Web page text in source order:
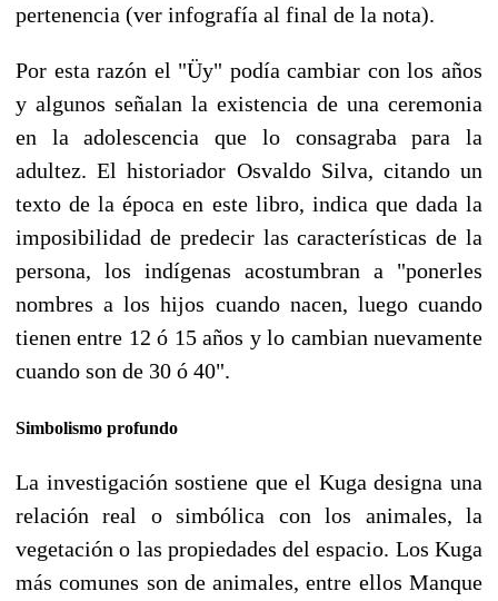
pertenencia (ver infografía al final de la nota).
Por esta razón el "Üy" podía cambiar con los años
y algunos señalan la existencia de una ceremonia
en la adolescencia que lo consagraba para la
adultez. El historiador Osvaldo Silva, citando un
texto de la época en este libro, indica que dada la
imposibilidad de predecir las características de la
persona, los indígenas acostumbran a "ponerles
nombres a los hijos cuando nacen, luego cuando
tienen entre 12 ó 15 años y lo cambian nuevamente
cuando son de 30 ó 40".
Simbolismo profundo
La investigación sostiene que el Kuga designa una
relación real o simbólica con los animales, la
vegetación o las propiedades del espacio. Los Kuga
más comunes son de animales, entre ellos Manque